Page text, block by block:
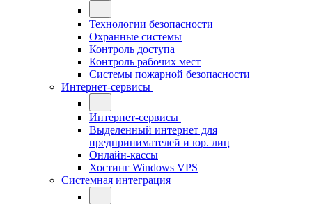
Технологии безопасности
Охранные системы
Контроль доступа
Контроль рабочих мест
Системы пожарной безопасности
Интернет-сервисы
Интернет-сервисы
Выделенный интернет для
предпринимателей и юр. лиц
Онлайн-кассы
Хостинг Windows VPS
Системная интеграция